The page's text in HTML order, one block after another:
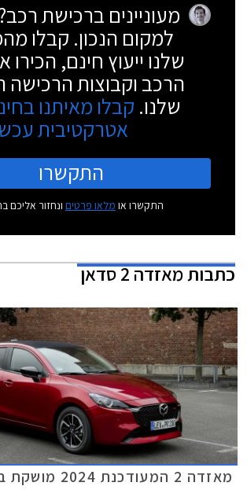
מעוניינים ברכישת
למקום הנכון. קבלו
שלנו ייעוץ חינם,
הרכב וקבוצות הרכישה
שלנו. קבלו מאיתנו
אטרקטיבית
התקשרו
התקשרו או מלאו פרטים ונחזור אליכם
כתבותמאזדה 2 סדאן
מאזדה 2 המעודכנת 2024 מושקת בישראל